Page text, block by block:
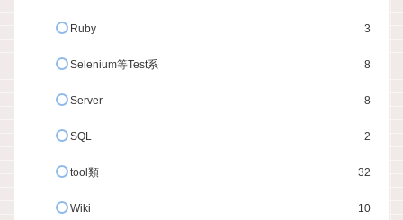
Ruby 3
Selenium等Test系 8
Server 8
SQL 2
tool類 32
Wiki 10